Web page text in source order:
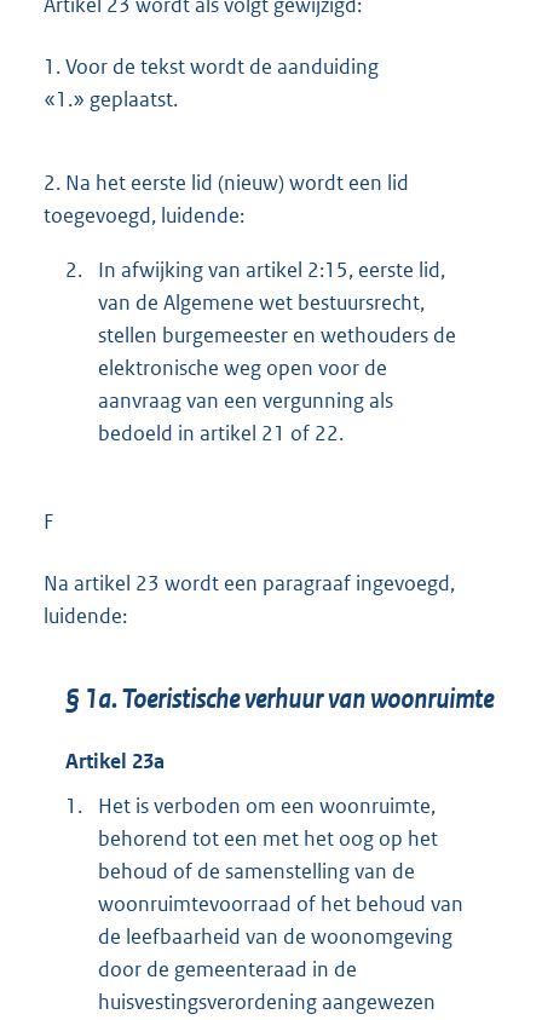
1.Voor de tekst wordt de aanduiding
«1.» geplaatst.
2. Na het eerste lid (nieuw) wordt een lid
toegevoegd, luidende:
2.
In afwijking van artikel 2:15, eerste lid,
van de Algemene wet bestuursrecht,
stellen burgemeester en wethouders de
elektronische weg open voor de
aanvraag van een vergunning als
bedoeld in artikel 21 of 22.
F
Na artikel 23 wordt een paragraaf ingevoegd,
luidende:
§ 1a. Toeristische verhuur van woonruimte
Artikel 23a
1.
Het is verboden om een woonruimte,
behorend tot een met het oog op het
behoud of de samenstelling van de
woonruimtevoorraad of het behoud van
de leefbaarheid van de woonomgeving
door de gemeenteraad in de
huisvestingsverordening aangewezen